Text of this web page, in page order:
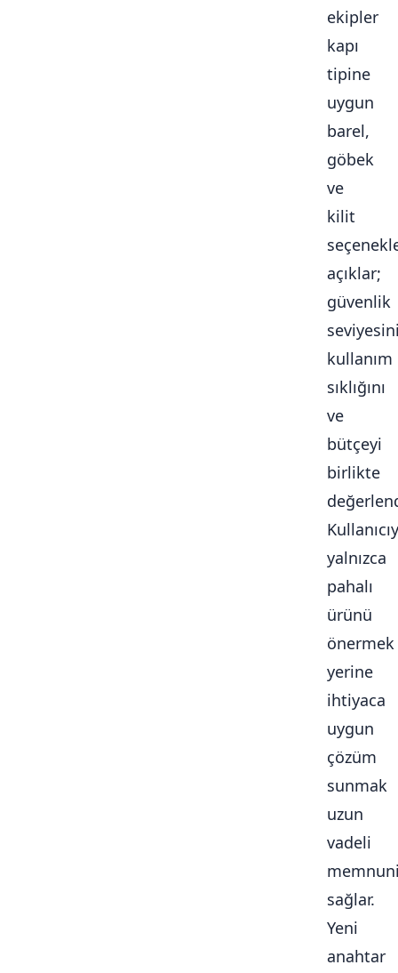
ekipler
kapı
tipine
uygun
barel,
göbek
ve
kilit
açıklar;
güvenlik
kullanım
sıklığını
ve
bütçeyi
birlikte
yalnızca
pahalı
ürünü
önermek
yerine
ihtiyaca
uygun
çözüm
sunmak
uzun
vadeli
sağlar.
Yeni
anahtar